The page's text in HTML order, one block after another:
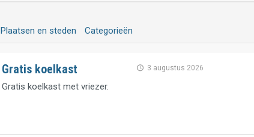
Plaatsen en steden Categorieën
3 augustus 2026
Gratis koelkast
Gratis koelkast met vriezer.